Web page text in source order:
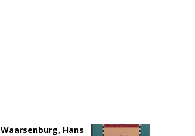
Waarsenburg, Hans